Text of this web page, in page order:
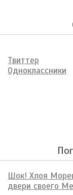
Твиттер
Одноклассники
Шок! Хлоя
двери своего